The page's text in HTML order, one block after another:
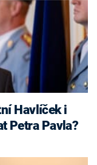
Petra Pavla?